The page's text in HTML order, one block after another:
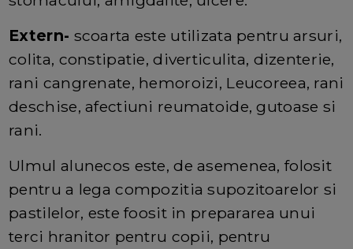
Extern- scoarta este utilizata pentru arsuri,
colita, constipatie, diverticulita, dizenterie,
rani cangrenate, hemoroizi, Leucoreea, rani
deschise, afectiuni reumatoide, gutoase si
rani.
Ulmul alunecos este, de asemenea, folosit
pentru a lega compozitia supozitoarelor si
pastilelor, este foosit in prepararea unui
terci hranitor pentru copii, pentru